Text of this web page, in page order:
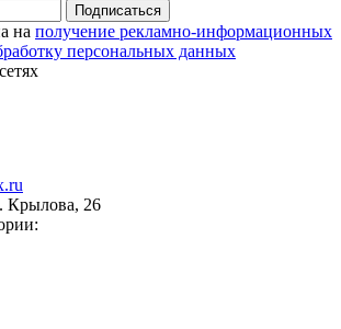
на получение рекламно-информационных
персональных данных
Крылова, 26